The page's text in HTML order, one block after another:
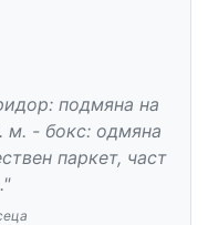
подмяна на
м. - бокс: одмяна
паркет, част